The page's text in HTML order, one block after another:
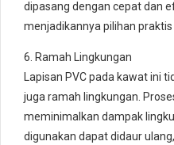
dipasang dengan cepat dan
menjadikannya pilihan
6. Ramah Lingkungan
Lapisan PVC pada kawat ini
juga ramah lingkungan.
meminimalkan dampak
digunakan dapat didaur